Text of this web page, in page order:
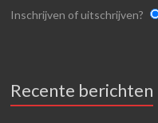
Inschrijven of uitschrijven?
Recente berichten